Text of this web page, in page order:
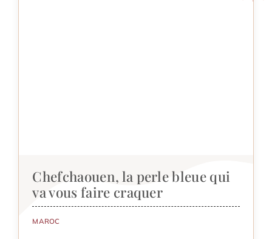
Chefchaouen, la perle bleue qui
va vous faire craquer
MAROC